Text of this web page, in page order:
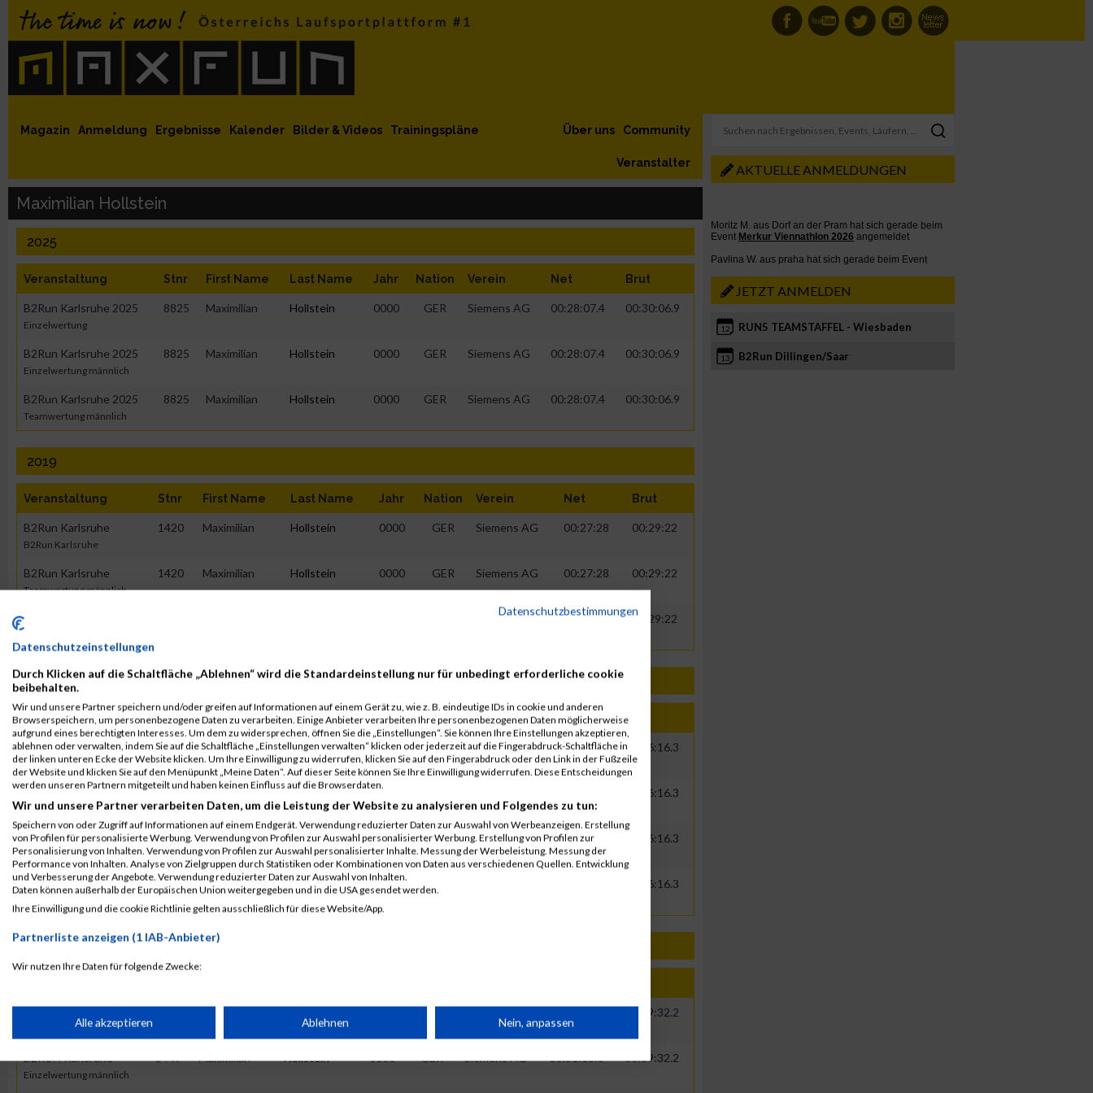
MaxFun Newsletter abonnieren
MaxFun auf Instagram
MaxFun auf Twitter
auf Youtube
auf Facebook
Magazin Anmeldung Ergebnisse Kalender Bilder & Videos Trainingspläne Community
Über uns
Veranstalter
Maximilian Hollstein
2025
Veranstaltung Stnr First Name Last Name Jahr Nation Verein Net Brut
B2Run Karlsruhe 2025
Einzelwertung
8825 Maximilian Hollstein 0000 GER Siemens AG 00:28:07.4 00:30:06.9
B2Run Karlsruhe 2025
Einzelwertung männlich
8825 Maximilian Hollstein 0000 GER Siemens AG 00:28:07.4 00:30:06.9
B2Run Karlsruhe 2025
Teamwertung männlich
8825 Maximilian Hollstein 0000 GER Siemens AG 00:28:07.4 00:30:06.9
2019
Veranstaltung Stnr First Name Last Name Jahr Nation Verein Net Brut
B2Run Karlsruhe
B2Run Karlsruhe
1420 Maximilian Hollstein 0000 GER Siemens AG 00:27:28 00:29:22
B2Run Karlsruhe
Teamwertung männlich
1420 Maximilian Hollstein 0000 GER Siemens AG 00:27:28 00:29:22
B2Run Karlsruhe Siemens AG 00:27:28 00:29:22
2017
Veranstaltung Stnr First Name Last Name Jahr Nation Verein Net Brut
B2Run Karlsruhe
B2Run Karlsruhe
7038 Maximilian Hollstein 0000 GER Siemens AG 00:30:45.3 00:36:16.3
B2Run Karlsruhe
Einzelwertung männlich
7038 Maximilian Hollstein 0000 00:36:16.3
B2Run Karlsruhe
Teamwertung männlich
7038 Maximilian Hollstein 0000 GER Siemens AG 00:30:45.3 00:36:16.3
B2Run Karlsruhe 7038 Maximilian Hollstein 0000 GER 00:36:16.3
2015
B2RUN Karlsruhe
00:39:32.2
B2RUN Karlsruhe
Einzelwertung männlich
5449 Maximilian Hollstein 0000 GER Siemens AG 00:31:13.6 00:39:32.2
AKTUELLE ANMELDUNGEN
JETZT ANMELDEN
12 RUN5 TEAMSTAFFEL - Wiesbaden
13 B2Run Dillingen/Saar
Datenschutzbestimmungen
Datenschutzeinstellungen
Durch Klicken auf die Schaltfläche „Ablehnen“ wird die Standardeinstellung nur für unbedingt erforderliche cookie
beibehalten.
Wir und unsere Partner speichern und/oder greifen auf Informationen auf einem Gerät zu, wie z. B. eindeutige IDs in cookie und anderen
Browserspeichern, um personenbezogene Daten zu verarbeiten. Einige Anbieter verarbeiten Ihre personenbezogenen Daten möglicherweise
aufgrund eines berechtigten Interesses. Um dem zu widersprechen, öffnen Sie die „Einstellungen“. Sie können Ihre Einstellungen akzeptieren,
ablehnen oder verwalten, indem Sie auf die Schaltfläche „Einstellungen verwalten“ klicken oder jederzeit auf die Fingerabdruck-Schaltfläche in
der linken unteren Ecke der Website klicken. Um Ihre Einwilligung zu widerrufen, klicken Sie auf den Fingerabdruck oder den Link in der Fußzeile
der Website und klicken Sie auf den Menüpunkt „Meine Daten“. Auf dieser Seite können Sie Ihre Einwilligung widerrufen. Diese Entscheidungen
werden unseren Partnern mitgeteilt und haben keinen Einfluss auf die Browserdaten.
Wir und unsere Partner verarbeiten Daten, um die Leistung der Website zu analysieren und Folgendes zu tun:
Speichern von oder Zugriff auf Informationen auf einem Endgerät. Verwendung reduzierter Daten zur Auswahl von Werbeanzeigen. Erstellung
von Profilen für personalisierte Werbung. Verwendung von Profilen zur Auswahl personalisierter Werbung. Erstellung von Profilen zur
Personalisierung von Inhalten. Verwendung von Profilen zur Auswahl personalisierter Inhalte. Messung der Werbeleistung. Messung der
Performance von Inhalten. Analyse von Zielgruppen durch Statistiken oder Kombinationen von Daten aus verschiedenen Quellen. Entwicklung
und Verbesserung der Angebote. Verwendung reduzierter Daten zur Auswahl von Inhalten.
Daten können außerhalb der Europäischen Union weitergegeben und in die USA gesendet werden.
Ihre Einwilligung und die cookie Richtlinie gelten ausschließlich für diese Website/App.
Partnerliste anzeigen (1 IAB-Anbieter)
Wir nutzen Ihre Daten für folgende Zwecke:
Speichern von oder Zugriff auf Informationen auf einem Endgerät
Verwendung reduzierter Daten zur Auswahl von Werbeanzeigen
Alle akzeptieren Ablehnen Nein, anpassen